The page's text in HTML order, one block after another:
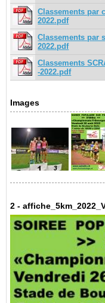
Classements par
2022.pdf
Classements par
2022.pdf
Classements
-2022.pdf
Images
2 -